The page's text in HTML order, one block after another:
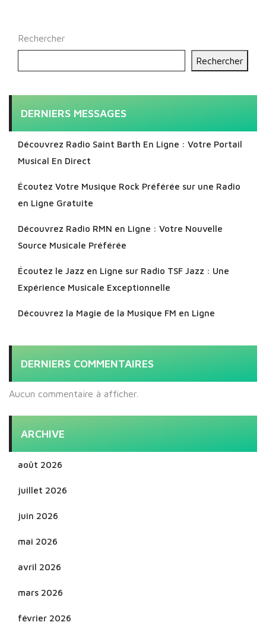
Rechercher
Rechercher
DERNIERS MESSAGES
Découvrez Radio Saint Barth En Ligne : Votre Portail
Musical En Direct
Écoutez Votre Musique Rock Préférée sur une Radio
en Ligne Gratuite
Découvrez Radio RMN en Ligne : Votre Nouvelle
Source Musicale Préférée
Écoutez le Jazz en Ligne sur Radio TSF Jazz : Une
Expérience Musicale Exceptionnelle
Découvrez la Magie de la Musique FM en Ligne
DERNIERS COMMENTAIRES
Aucun commentaire à afficher.
ARCHIVE
août 2026
juillet 2026
juin 2026
mai 2026
avril 2026
mars 2026
février 2026